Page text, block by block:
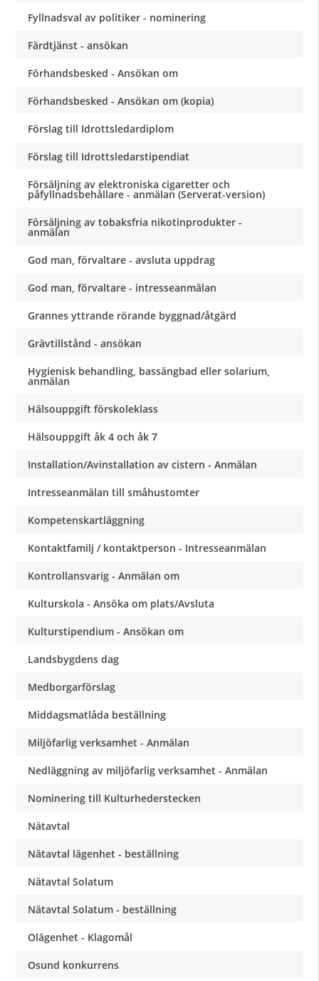
Fyllnadsval av politiker - nominering
Färdtjänst - ansökan
Förhandsbesked - Ansökan om
Förhandsbesked - Ansökan om (kopia)
Förslag till Idrottsledardiplom
Förslag till Idrottsledarstipendiat
Försäljning av elektroniska cigaretter och
påfyllnadsbehållare - anmälan (Serverat-version)
Försäljning av tobaksfria nikotinprodukter -
anmälan
God man, förvaltare - avsluta uppdrag
God man, förvaltare - intresseanmälan
Grannes yttrande rörande byggnad/åtgärd
Grävtillstånd - ansökan
Hygienisk behandling, bassängbad eller solarium,
anmälan
Hälsouppgift förskoleklass
Hälsouppgift åk 4 och åk 7
Installation/Avinstallation av cistern - Anmälan
Intresseanmälan till småhustomter
Kompetenskartläggning
Kontaktfamilj / kontaktperson - Intresseanmälan
Kontrollansvarig - Anmälan om
Kulturskola - Ansöka om plats/Avsluta
Kulturstipendium - Ansökan om
Landsbygdens dag
Medborgarförslag
Middagsmatlåda beställning
Miljöfarlig verksamhet - Anmälan
Nedläggning av miljöfarlig verksamhet - Anmälan
Nominering till Kulturhederstecken
Nätavtal
Nätavtal lägenhet - beställning
Nätavtal Solatum
Nätavtal Solatum - beställning
Olägenhet - Klagomål
Osund konkurrens